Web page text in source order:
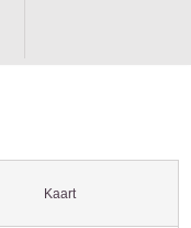
Kaart